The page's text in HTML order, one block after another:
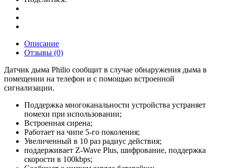
Описание
Отзывы (0)
Датчик дыма Philio сообщит в случае обнаружения дыма в
помещении на телефон и с помощью встроенной
сигнализации.
Поддержка многоканальности устройства устраняет
помехи при использовании;
Встроенная сирена;
Работает на чипе 5-го поколения;
Увеличенный в 10 раз радиус действия;
поддерживает Z-Wave Plus, шифрование, поддержка
скорости в 100kbps;